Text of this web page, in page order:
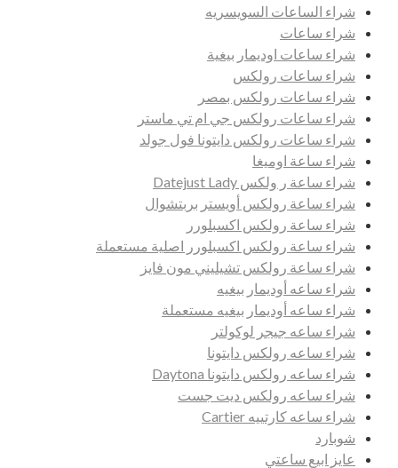
شراء الساعات السويسريه
شراء ساعات
شراء ساعات اوديمار بيغية
شراء ساعات رولكس
شراء ساعات رولكس بمصر
شراء ساعات رولكس جي ام تي ماستر
شراء ساعات رولكس دايتونا فول جولد
شراء ساعة اوميغا
شراء ساعة ر ولكس Datejust Lady
شراء ساعة رولكس أويستر بربتشوال
شراء ساعة رولكس اكسبلورر
شراء ساعة رولكس اكسبلورر اصلية مستعملة
شراء ساعة رولكس تشيليني مون فايز
شراء ساعه أوديمار بيغيه
شراء ساعه أوديمار بيغيه مستعملة
شراء ساعه جيجر لوكولتر
شراء ساعه رولكس دايتونا
شراء ساعه رولكس دايتونا Daytona
شراء ساعه رولكس ديت جست
شراء ساعه كارتييه Cartier
شوبارد
عايز ابيع ساعتي